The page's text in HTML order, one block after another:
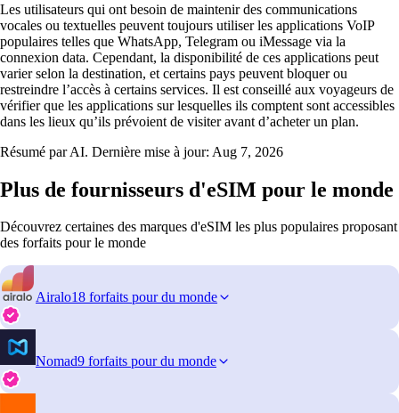
Les utilisateurs qui ont besoin de maintenir des communications
vocales ou textuelles peuvent toujours utiliser les applications VoIP
populaires telles que WhatsApp, Telegram ou iMessage via la
connexion data. Cependant, la disponibilité de ces applications peut
varier selon la destination, et certains pays peuvent bloquer ou
restreindre l’accès à certains services. Il est conseillé aux voyageurs de
vérifier que les applications sur lesquelles ils comptent sont accessibles
dans les lieux qu’ils prévoient de visiter avant d’acheter un plan.
Résumé par AI. Dernière mise à jour: Aug 7, 2026
Plus de fournisseurs d'eSIM pour le monde
Découvrez certaines des marques d'eSIM les plus populaires proposant
des forfaits pour le monde
Airalo18 forfaits pour du monde
Nomad9 forfaits pour du monde